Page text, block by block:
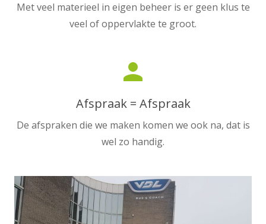
Met veel materieel in eigen beheer is er geen klus te
veel of oppervlakte te groot.
person
Afspraak = Afspraak
De afspraken die we maken komen we ook na, dat is
wel zo handig.